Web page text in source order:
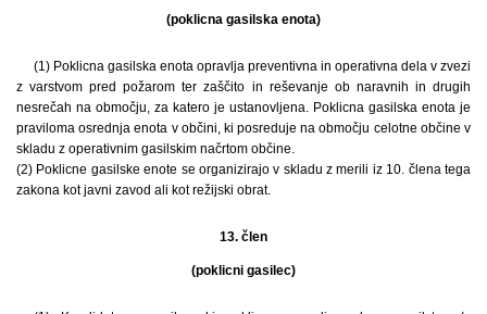
(poklicna gasilska enota)
(1) Poklicna gasilska enota opravlja preventivna in operativna dela v zvezi
z varstvom pred požarom ter zaščito in reševanje ob naravnih in drugih
nesrečah na območju, za katero je ustanovljena. Poklicna gasilska enota je
praviloma osrednja enota v občini, ki posreduje na območju celotne občine v
skladu z operativnim gasilskim načrtom občine.
(2) Poklicne gasilske enote se organizirajo v skladu z merili iz 10. člena tega
zakona kot javni zavod ali kot režijski obrat.
13. člen
(poklicni gasilec)